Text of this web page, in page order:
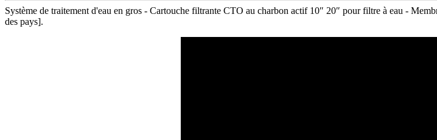
Système de traitement d'eau en gros - Cartouche filtrante CTO au charbon actif 10″ 20″ pour filtre à eau -
des pays].